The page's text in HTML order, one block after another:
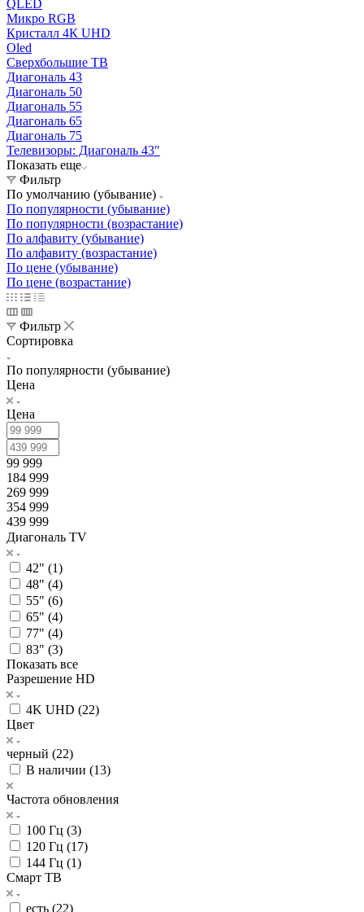
QLED
Микро RGB
Кристалл 4К UHD
Oled
Cверхбольшие ТВ
Диагональ 43
Диагональ 50
Диагональ 55
Диагональ 65
Диагональ 75
Телевизоры: Диагональ 43"
Показать еще
Фильтр
По умолчанию (убывание)
По популярности (убывание)
По популярности (возрастание)
По алфавиту (убывание)
По алфавиту (возрастание)
По цене (убывание)
По цене (возрастание)
Фильтр
Сортировка
По популярности (убывание)
Цена
Цена
99 999
184 999
269 999
354 999
439 999
Диагональ TV
42" (1)
48" (4)
55" (6)
65" (4)
77" (4)
83" (3)
Показать все
Разрешение HD
4K UHD (22)
Цвет
черный (22)
В наличии (13)
Частота обновления
100 Гц (3)
120 Гц (17)
144 Гц (1)
Смарт ТВ
есть (22)